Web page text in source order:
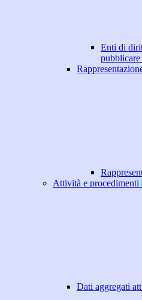
Enti di
Attività e procedimenti
Dati aggregati